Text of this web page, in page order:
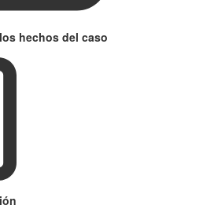
hechos del caso